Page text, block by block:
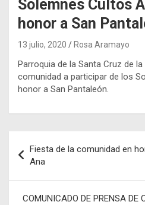
Solemnes Cultos
honor a San
13 julio, 2020 Rosa Aramayo
Parroquia de la Santa Cruz de
comunidad a participar de los
honor a San Pantaleón.
de
entradas
Fiesta de la comunidad en
Ana
COMUNICADO DE PRENSA DE